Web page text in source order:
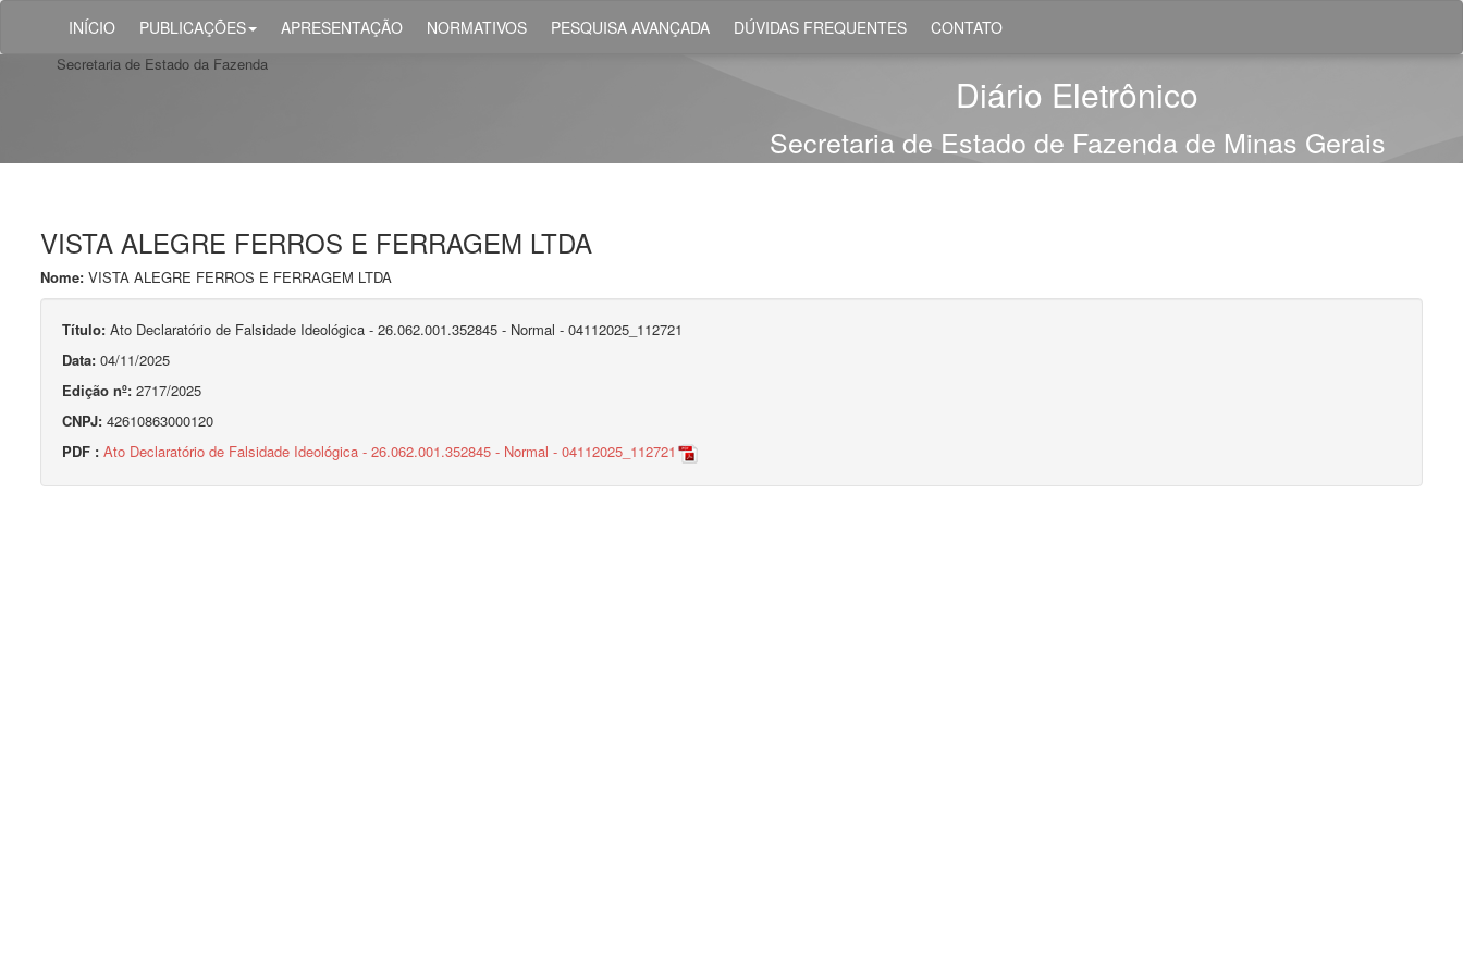
INÍCIO PUBLICAÇÕES APRESENTAÇÃO NORMATIVOS PESQUISA AVANÇADA DÚVIDAS FREQUENTES CONTATO
Secretaria de Estado da Fazenda
Diário Eletrônico
Secretaria de Estado de Fazenda de Minas Gerais
VISTA ALEGRE FERROS E FERRAGEM LTDA
Nome: VISTA ALEGRE FERROS E FERRAGEM LTDA
Título: Ato Declaratório de Falsidade Ideológica - 26.062.001.352845 - Normal - 04112025_112721
Data: 04/11/2025
Edição nº: 2717/2025
CNPJ: 42610863000120
PDF : Ato Declaratório de Falsidade Ideológica - 26.062.001.352845 - Normal - 04112025_112721